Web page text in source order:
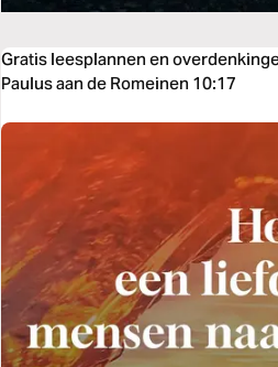
Gratis leesplannen en
Paulus aan de Romeinen 10:17